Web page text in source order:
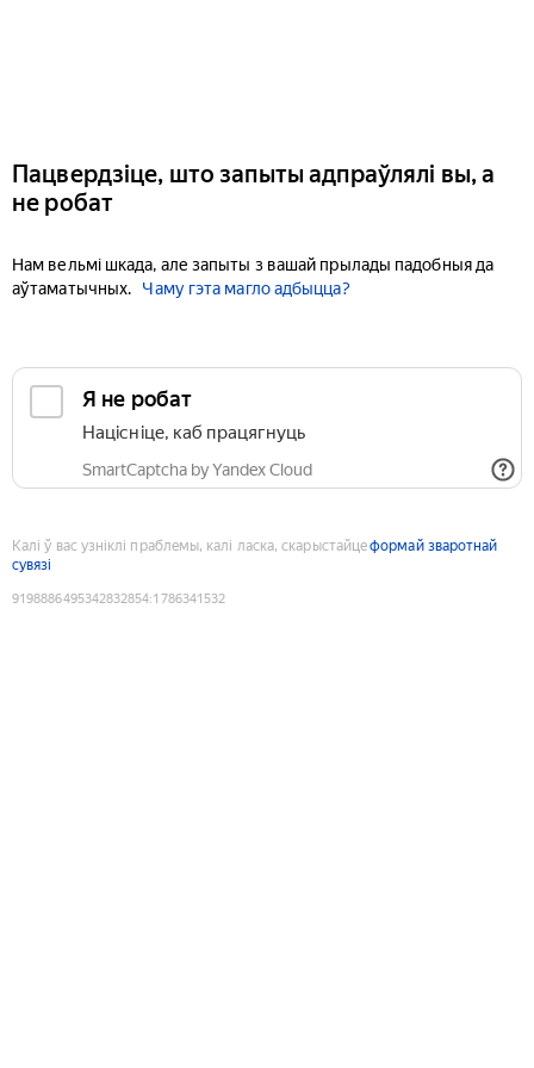
Пацвердзіце, што запыты адпраўлялі вы, а
не робат
Нам вельмі шкада, але запыты з вашай прылады падобныя да
аўтаматычных.
Чаму гэта магло адбыцца?
Я не робат
Націсніце, каб працягнуць
SmartCaptcha by Yandex Cloud
Калі ў вас узніклі праблемы, калі ласка, скарыстайцеформай зваротнай
сувязі
9198886495342832854:1786341532